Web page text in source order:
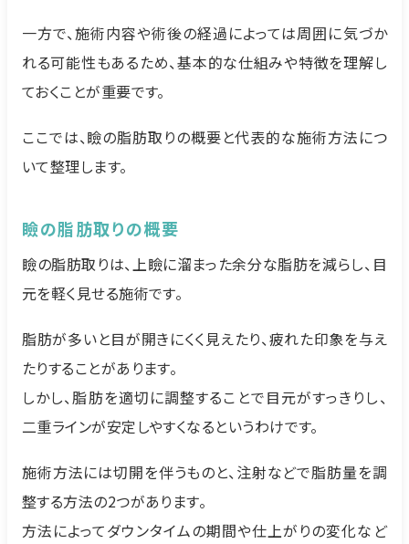
一方で、施術内容や術後の経過によっては周囲に気づか
れる可能性もあるため、基本的な仕組みや特徴を理解し
ておくことが重要です。
ここでは、瞼の脂肪取りの概要と代表的な施術方法につ
いて整理します。
瞼の脂肪取りの概要
瞼の脂肪取りは、上瞼に溜まった余分な脂肪を減らし、目
元を軽く見せる施術です。
脂肪が多いと目が開きにくく見えたり、疲れた印象を与え
たりすることがあります。
しかし、脂肪を適切に調整することで目元がすっきりし、
二重ラインが安定しやすくなるというわけです。
施術方法には切開を伴うものと、注射などで脂肪量を調
整する方法の2つがあります。
方法によってダウンタイムの期間や仕上がりの変化など